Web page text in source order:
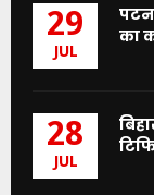
29
JUL
का
28
JUL